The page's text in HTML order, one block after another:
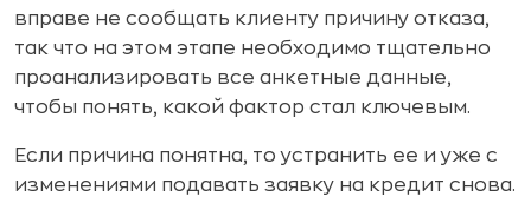
вправе не сообщать клиенту причину отказа,
так что на этом этапе необходимо тщательно
проанализировать все анкетные данные,
чтобы понять, какой фактор стал ключевым.
Если причина понятна, то устранить ее и уже с
изменениями подавать заявку на кредит снова.